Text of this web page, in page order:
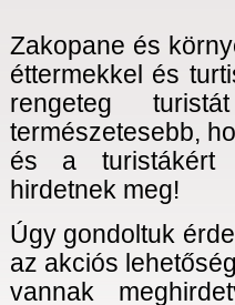
Zakopane és
éttermekkel és
rengeteg
természetesebb,
és a turistákért
hirdetnek meg!
Úgy gondoltuk
az akciós
vannak